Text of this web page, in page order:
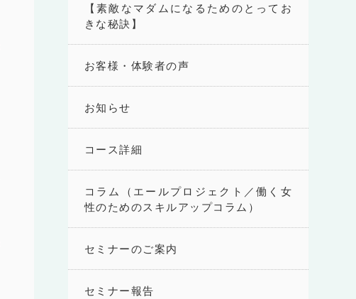
【素敵なマダムになるためのとってお
きな秘訣】
お客様・体験者の声
お知らせ
コース詳細
コラム（エールプロジェクト／働く女
性のためのスキルアップコラム）
セミナーのご案内
セミナー報告